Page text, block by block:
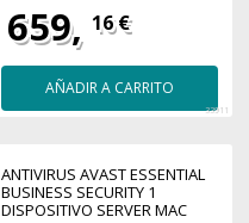
659, 16 €
AÑADIR A CARRITO
33911
ANTIVIRUS AVAST ESSENTIAL
BUSINESS SECURITY 1
DISPOSITIVO SERVER MAC